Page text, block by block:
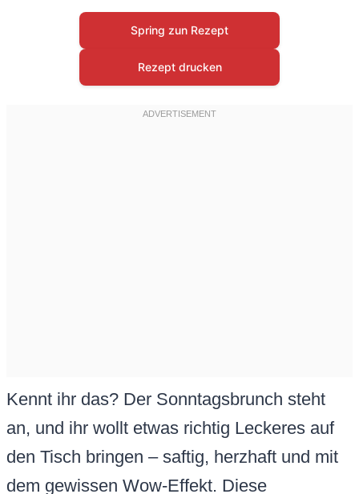
Spring zun Rezept
Rezept drucken
Kennt ihr das? Der Sonntagsbrunch steht
an, und ihr wollt etwas richtig Leckeres auf
den Tisch bringen – saftig, herzhaft und mit
dem gewissen Wow-Effekt. Diese